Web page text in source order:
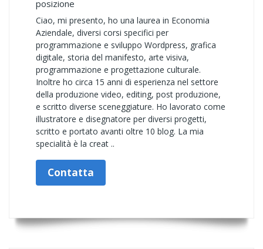
posizione
Ciao, mi presento, ho una laurea in Economia
Aziendale, diversi corsi specifici per
programmazione e sviluppo Wordpress, grafica
digitale, storia del manifesto, arte visiva,
programmazione e progettazione culturale.
Inoltre ho circa 15 anni di esperienza nel settore
della produzione video, editing, post produzione,
e scritto diverse sceneggiature. Ho lavorato come
illustratore e disegnatore per diversi progetti,
scritto e portato avanti oltre 10 blog. La mia
specialità è la creat ..
Contatta